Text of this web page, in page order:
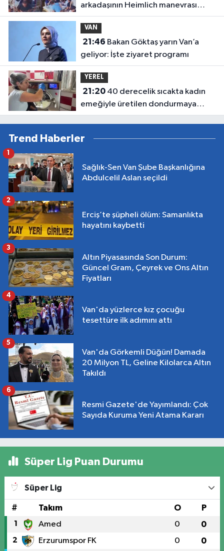
arkadaşının Heimlich manevrası
hayatını kurtardı
VAN
21:46
geliyor: İşte ziyaret programı
YEREL
21:2040 derecelik sıcakta kadın
emeğiyle üretilen dondurmaya
yoğun ilgi
Trend Haberler
Sağlık-Sen Van Şube Başkanlığına
Abdulcelil Aslan seçildi
1
Erciş’te şüpheli ölüm: Samanlıkta
hayatını kaybetti
2
Altın Piyasasında Son Durum:
Güncel Gram, Çeyrek ve Ons Altın
Fiyatları
3
Van'da yüzlerce kız çocuğu
tesettüre ilk adımını attı
4
Van'da Görkemli Düğün! Damada
20 Milyon TL, Geline Kilolarca Altın
Takıldı
5
Resmi Gazete'de Yayımlandı: Çok
Sayıda Kuruma Yeni Atama Kararı
6
Süper Lig Puan Durumu
Süper Lig
# Takım O P
1 Amed 0 0
2 Erzurumspor FK 0 0